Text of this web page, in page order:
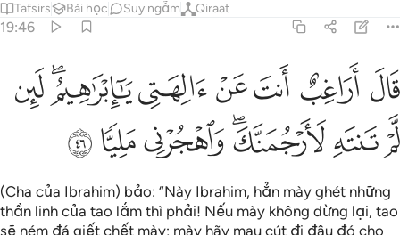
Tafsirs Bài học Suy ngẫm Qiraat
19:46
قال اراغب انت عن الهتي يا ابراهيم لين لم تنته لارجمنك واهجرني مليا ٤٦
قَالَ أَرَاغِبٌ أَنتَ عَنْ ءَالِهَتِى يَـٰٓإِبْرَٰهِيمُ ۖ لَئِن لَّمْ تَنتَهِ لَأَرْجُمَنَّكَ
ﲖ ﲗ ﲘﲙﲚﲛﲜﲝ
ﲞﲟﲠﲡﲢﲣﲤ
(Cha của Ibrahim) bảo: “Này Ibrahim, hẳn mày ghét những
thần linh của tao lắm thì phải! Nếu mày không dừng lại, tao
sẽ ném đá giết chết mày; mày hãy mau cút đi đâu đó cho